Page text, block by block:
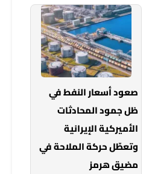
صعود أسعار النفط في
ظل جمود المحادثات
الأميركية الإيرانية
وتعطّل حركة الملاحة في
مضيق هرمز